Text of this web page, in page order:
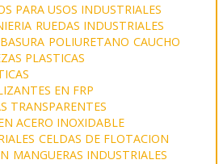
PARA USOS INDUSTRIALES
RUEDAS INDUSTRIALES
POLIURETANO CAUCHO
PLASTICAS
EN FRP
TRANSPARENTES
ACERO INOXIDABLE
CELDAS DE FLOTACION
MANGUERAS INDUSTRIALES